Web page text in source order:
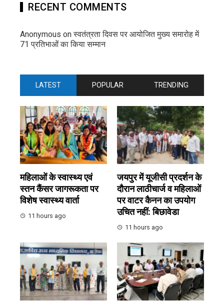
RECENT COMMENTS
Anonymous onस्वतंत्रता दिवस पर आयोजित मुख्य समारोह में
71 प्रतिभाओं का किया सम्मान
LATEST POPULAR TRENDING
महिलाओं के स्वास्थ्य एवं
स्तन कैंसर जागरूकता पर
विशेष स्वास्थ्य वार्ता
11 hours ago
जयपुर में यूजीसी प्रदर्शन के
दौरान लाठीचार्ज व महिलाओं
पर वाटर कैनन का उपयोग
उचित नहीं: बिछावेडा
11 hours ago